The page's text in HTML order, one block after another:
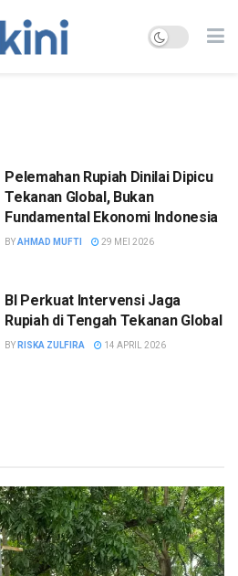
Pelemahan Rupiah Dinilai Dipicu
Tekanan Global, Bukan
Fundamental Ekonomi Indonesia
BYAHMAD MUFTI 29 MEI 2026
BI Perkuat Intervensi Jaga
Rupiah di Tengah Tekanan Global
BY RISKA ZULFIRA 14 APRIL 2026